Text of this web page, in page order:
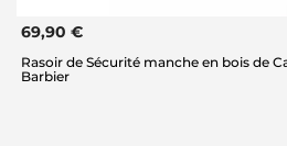
69,90 €
Rasoir de Sécurité manche en bois de
Barbier